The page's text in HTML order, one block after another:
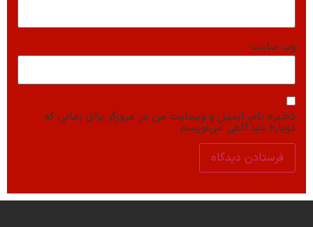
وب‌ سایت
ذخیره نام، ایمیل و وبسایت من در مرورگر برای زمانی که
دوباره دیدگاهی می‌نویسم.